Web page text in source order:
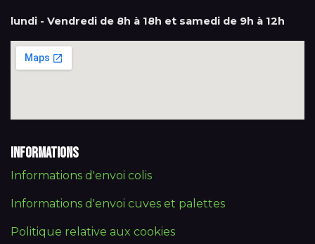
lundi - Vendredi de 8h à 18h et samedi de 9h à 12h
Informations
Informations d'envoi colis
Informations d'envoi cuves et palettes
Politique relative aux cookies